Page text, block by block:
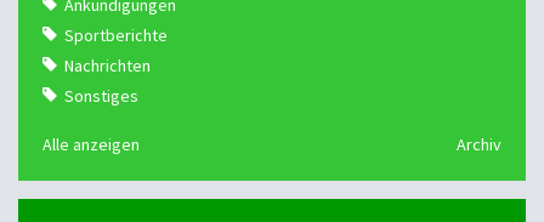
Ankündigungen
Sportberichte
Nachrichten
Sonstiges
Alle anzeigen Archiv